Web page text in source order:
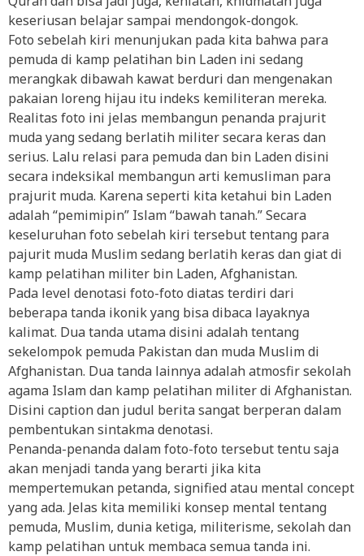
keseriusan belajar sampai mendongok-dongok.
Foto sebelah kiri menunjukan pada kita bahwa para
pemuda di kamp pelatihan bin Laden ini sedang
merangkak dibawah kawat berduri dan mengenakan
pakaian loreng hijau itu indeks kemiliteran mereka.
Realitas foto ini jelas membangun penanda prajurit
muda yang sedang berlatih militer secara keras dan
serius. Lalu relasi para pemuda dan bin Laden disini
secara indeksikal membangun arti kemusliman para
prajurit muda. Karena seperti kita ketahui bin Laden
adalah “pemimipin” Islam “bawah tanah.” Secara
keseluruhan foto sebelah kiri tersebut tentang para
pajurit muda Muslim sedang berlatih keras dan giat di
kamp pelatihan militer bin Laden, Afghanistan.
Pada level denotasi foto-foto diatas terdiri dari
beberapa tanda ikonik yang bisa dibaca layaknya
kalimat. Dua tanda utama disini adalah tentang
sekelompok pemuda Pakistan dan muda Muslim di
Afghanistan. Dua tanda lainnya adalah atmosfir sekolah
agama Islam dan kamp pelatihan militer di Afghanistan.
Disini caption dan judul berita sangat berperan dalam
pembentukan sintakma denotasi.
Penanda-penanda dalam foto-foto tersebut tentu saja
akan menjadi tanda yang berarti jika kita
mempertemukan petanda, signified atau mental concept
yang ada. Jelas kita memiliki konsep mental tentang
pemuda, Muslim, dunia ketiga, militerisme, sekolah dan
kamp pelatihan untuk membaca semua tanda ini.